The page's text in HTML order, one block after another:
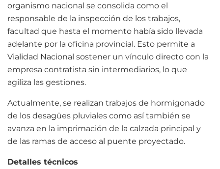
organismo nacional se consolida como el
responsable de la inspección de los trabajos,
facultad que hasta el momento había sido llevada
adelante por la oficina provincial. Esto permite a
Vialidad Nacional sostener un vínculo directo con la
empresa contratista sin intermediarios, lo que
agiliza las gestiones.
Actualmente, se realizan trabajos de hormigonado
de los desagües pluviales como así también se
avanza en la imprimación de la calzada principal y
de las ramas de acceso al puente proyectado.
Detalles técnicos